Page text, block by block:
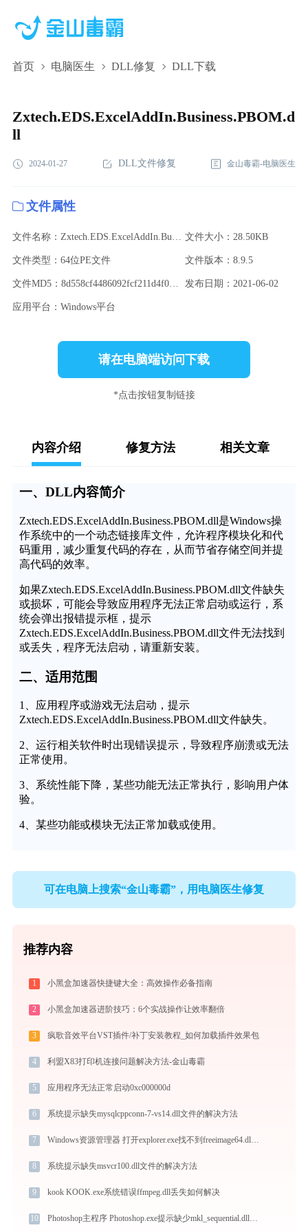
首页 电脑医生 DLL修复 DLL下载
Zxtech.EDS.ExcelAddIn.Business.PBOM.d
ll
2024-01-27 DLL文件修复 金山毒霸-电脑医生
文件属性
文件名称：Zxtech.EDS.ExcelAddIn.Business.PBOM.dll 文件大小：28.50KB
文件类型：64位PE文件 文件版本：8.9.5
文件MD5：8d558cf4486092fcf211d4f09e975237 发布日期：2021-06-02
应用平台：Windows平台
请在电脑端访问下载
*点击按钮复制链接
内容介绍 修复方法 相关文章
一、DLL内容简介
Zxtech.EDS.ExcelAddIn.Business.PBOM.dll是Windows操
作系统中的一个动态链接库文件，允许程序模块化和代
码重用，减少重复代码的存在，从而节省存储空间并提
高代码的效率。
如果Zxtech.EDS.ExcelAddIn.Business.PBOM.dll文件缺失
或损坏，可能会导致应用程序无法正常启动或运行，系
统会弹出报错提示框，提示
Zxtech.EDS.ExcelAddIn.Business.PBOM.dll文件无法找到
或丢失，程序无法启动，请重新安装。
二、适用范围
1、应用程序或游戏无法启动，提示
Zxtech.EDS.ExcelAddIn.Business.PBOM.dll文件缺失。
2、运行相关软件时出现错误提示，导致程序崩溃或无法
正常使用。
3、系统性能下降，某些功能无法正常执行，影响用户体
验。
4、某些功能或模块无法正常加载或使用。
可在电脑上搜索“金山毒霸”，用电脑医生修复
推荐内容
1 小黑盒加速器快捷键大全：高效操作必备指南
2 小黑盒加速器进阶技巧：6个实战操作让效率翻倍
3 疯歌音效平台VST插件/补丁安装教程_如何加载插件效果包
4 利盟X83打印机连接问题解决方法-金山毒霸
5 应用程序无法正常启动0xc000000d
6 系统提示缺失mysqlcppconn-7-vs14.dll文件的解决方法
7 Windows资源管理器 打开explorer.exe找不到freeimage64.dll怎么办
8 系统提示缺失msvcr100.dll文件的解决方法
9 kook KOOK.exe系统错误ffmpeg.dll丢失如何解决
10 Photoshop主程序 Photoshop.exe提示缺少mkl_sequential.dll文件的解决办法